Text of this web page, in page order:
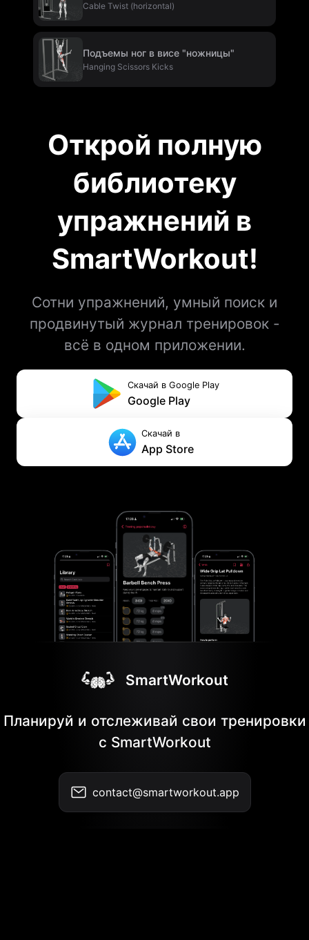
Cable Twist (horizontal)
Подъемы ног в висе "ножницы"
Hanging Scissors Kicks
Открой полную
библиотеку
упражнений в
SmartWorkout!
Сотни упражнений, умный поиск и
продвинутый журнал тренировок -
всё в одном приложении.
Скачай в Google Play
Google Play
Скачай в
App Store
SmartWorkout
Планируй и отслеживай свои тренировки
с SmartWorkout
contact@smartworkout.app